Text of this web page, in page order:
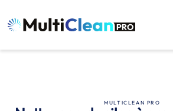
MULTICLEAN PRO